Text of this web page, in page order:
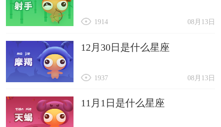
08月13日
1914
12月30日是什么星座
08月13日
1937
11月1日是什么星座